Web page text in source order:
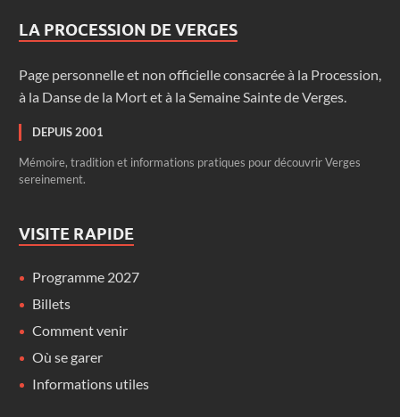
LA PROCESSION DE VERGES
Page personnelle et non officielle consacrée à la Procession,
à la Danse de la Mort et à la Semaine Sainte de Verges.
DEPUIS 2001
Mémoire, tradition et informations pratiques pour découvrir Verges
sereinement.
VISITE RAPIDE
Programme 2027
Billets
Comment venir
Où se garer
Informations utiles